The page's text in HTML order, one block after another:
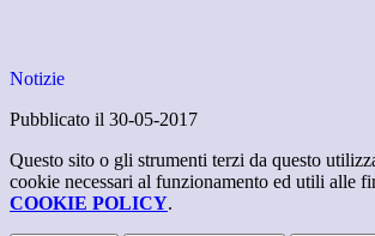
Notizie
Pubblicato il 30-05-2017
Questo sito o gli strumenti terzi da questo
cookie necessari al funzionamento ed utili alle
COOKIE POLICY.